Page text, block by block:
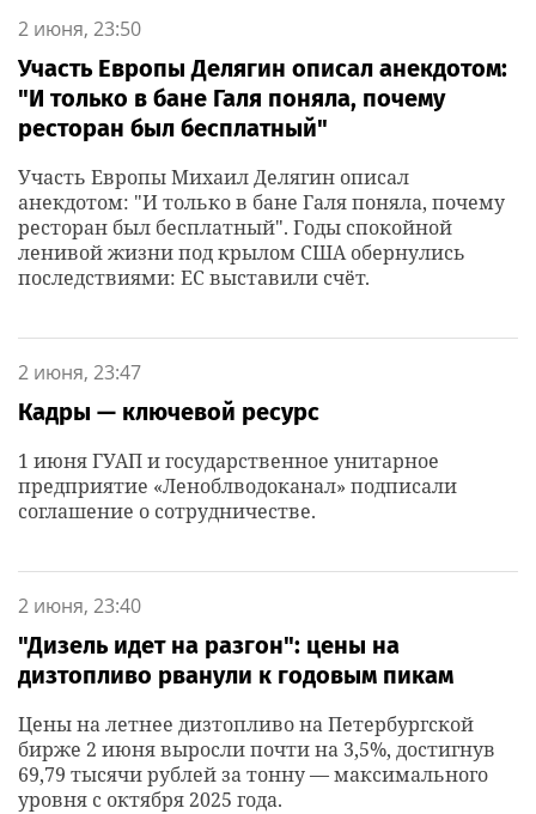
2 июня, 23:50
Участь Европы Делягин описал анекдотом:
"И только в бане Галя поняла, почему
ресторан был бесплатный"
Участь Европы Михаил Делягин описал
анекдотом: "И только в бане Галя поняла, почему
ресторан был бесплатный". Годы спокойной
ленивой жизни под крылом США обернулись
последствиями: ЕС выставили счёт.
2 июня, 23:47
Кадры — ключевой ресурс
1 июня ГУАП и государственное унитарное
предприятие «Леноблводоканал» подписали
соглашение о сотрудничестве.
2 июня, 23:40
"Дизель идет на разгон": цены на
дизтопливо рванули к годовым пикам
Цены на летнее дизтопливо на Петербургской
бирже 2 июня выросли почти на 3,5%, достигнув
69,79 тысячи рублей за тонну — максимального
уровня с октября 2025 года.